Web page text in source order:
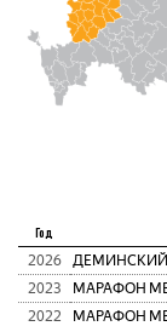
Год
2026
2023
МАРАФОН
2022
МАРАФОН